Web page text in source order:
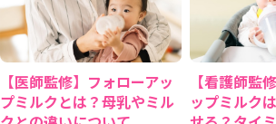
【医師監修】フォローアッ
プミルクとは？母乳やミル
【看護師監
ップミルク